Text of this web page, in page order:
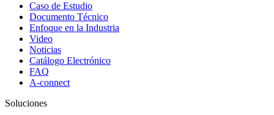
Caso de Estudio
Documento Técnico
Enfoque en la Industria
Video
Noticias
Catálogo Electrónico
FAQ
A-connect
Soluciones